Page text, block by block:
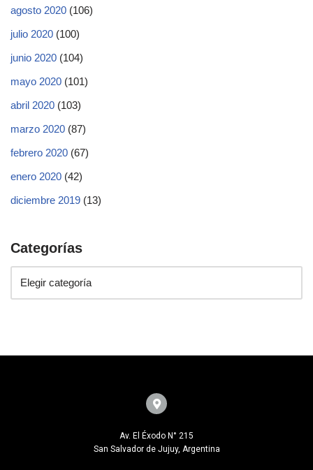
agosto 2020 (106)
julio 2020 (100)
junio 2020 (104)
mayo 2020 (101)
abril 2020 (103)
marzo 2020 (87)
febrero 2020 (67)
enero 2020 (42)
diciembre 2019 (13)
Categorías
Av. El Éxodo N° 215
San Salvador de Jujuy, Argentina